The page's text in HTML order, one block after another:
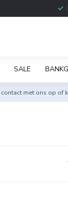
SALE
contact met ons op of